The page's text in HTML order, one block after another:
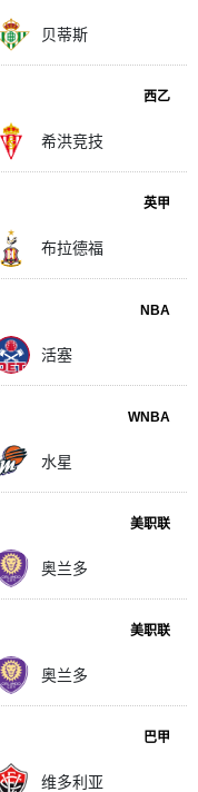
贝蒂斯
西乙
希洪竞技
英甲
布拉德福
NBA
活塞
WNBA
水星
美职联
奥兰多
美职联
奥兰多
巴甲
维多利亚